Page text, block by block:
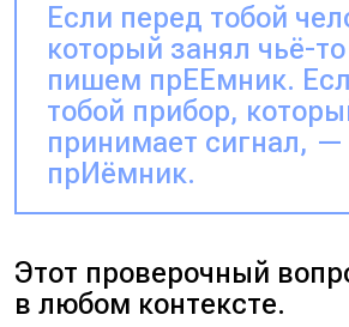
Если перед тобой
который занял чьё-
пишем прЕЕмник.
тобой прибор,
принимает сигнал,
прИёмник.
Этот проверочный
в любом контексте.